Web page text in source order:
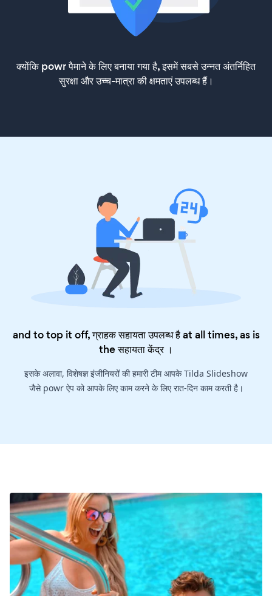
क्योंकि powr पैमाने के लिए बनाया गया है, इसमें सबसे उन्नत अंतर्निहित
सुरक्षा और उच्च-मात्रा की क्षमताएं उपलब्ध हैं।
and to top it off, ग्राहक सहायता उपलब्ध है at all times, as is
theसहायता केंद्र।
इसके अलावा, विशेषज्ञ इंजीनियरों की हमारी टीम आपके Tilda Slideshow
जैसे powr ऐप को आपके लिए काम करने के लिए रात-दिन काम करती है।